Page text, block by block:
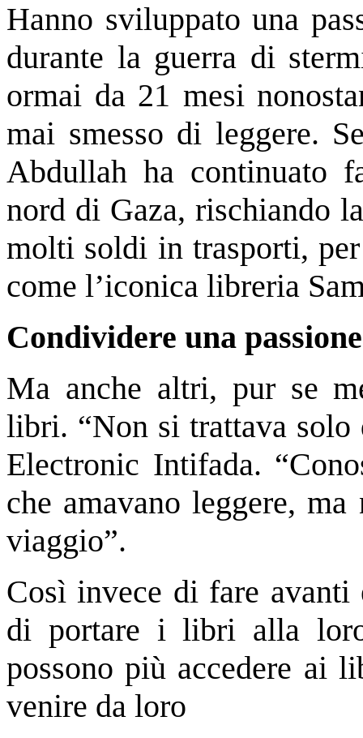
Hanno sviluppato una
durante la guerra di
ormai da 21 mesi
mai smesso di leggere.
Abdullah ha continuato
nord di Gaza, rischiando
molti soldi in trasporti,
come l’iconica libreria
Condividere una passione
Ma anche altri, pur se
libri. “Non si trattava
Electronic Intifada.
che amavano leggere,
viaggio”.
Così invece di fare
di portare i libri alla
possono più accedere ai
venire da loro